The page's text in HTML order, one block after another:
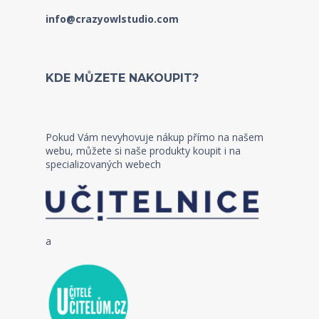
info@crazyowlstudio.com
KDE MŮZETE NAKOUPIT?
Pokud Vám nevyhovuje nákup přímo na našem
webu, můžete si naše produkty koupit i na
specializovaných webech
a